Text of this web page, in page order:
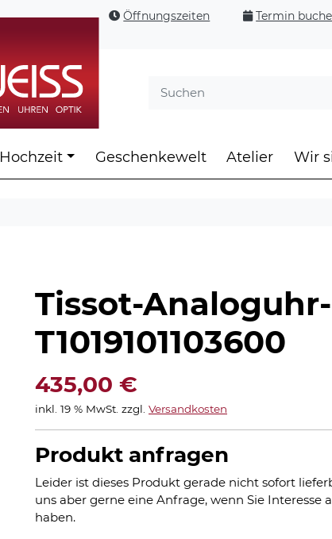
Öffnungszeiten Termin
Hochzeit Geschenkewelt Atelier Wir
Tissot-Analoguhr-
T1019101103600
435,00 €
inkl. 19 % MwSt. zzgl. Versandkosten
Produkt anfragen
Leider ist dieses Produkt gerade nicht sofort
uns aber gerne eine Anfrage, wenn Sie Interesse
haben.